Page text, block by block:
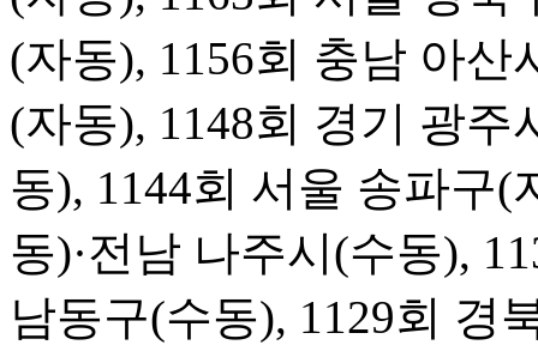
(자동), 1156회 충남 아산
(자동), 1148회 경기 광주
동), 1144회 서울 송파구(
동)·전남 나주시(수동),
남동구(수동), 1129회 경